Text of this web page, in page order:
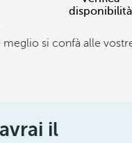
disponibilità
si confà alle
il